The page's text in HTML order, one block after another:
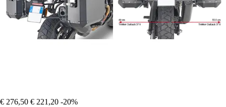
€ 276,50 € 221,20 -20%